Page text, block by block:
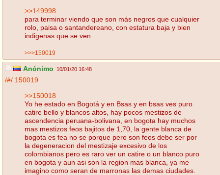
>>149998
para terminar viendo que son más negros que cualquier
rolo, paisa o santandereano, con estatura baja y bien
indigenas que se ven.
>>>150019
Anónimo 10/01/20 16:48
/#/ 150019
>>150018
Yo he estado en Bogotá y en Bsas y en bsas ves puro
catire bello y blancos altos, hay pocos mestizos de
ascendencia peruana-bolivana, en bogota hay muchos
mas mestizos feos bajitos de 1,70, la gente blanca de
bogota es fea no se porque pero son feos debe ser por
la degeneracion del mestizaje excesivo de los
colombianos pero es raro ver un catire o un blanco puro
en bogota y aun asi son la region mas blanca, ya me
imagino como seran de marronas las demas ciudades.